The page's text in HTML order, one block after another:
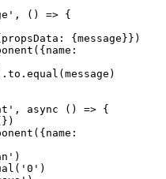
() => {
async () => {